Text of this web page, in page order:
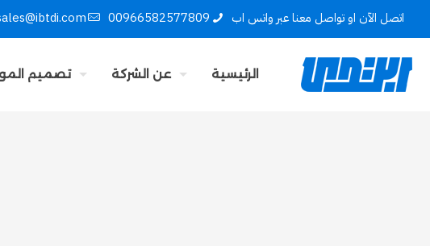
اتصل الآن او تواصل معنا عبر واتس اب 00966582577809
الرئيسية عن الشركة تصميم